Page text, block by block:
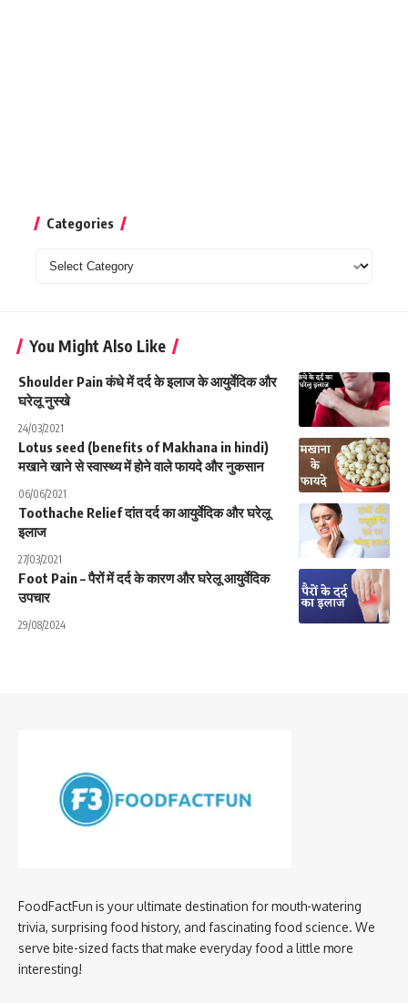
Categories
Categories
You Might Also Like
Shoulder Pain कंधे में दर्द के इलाज के आयुर्वेदिक और
घरेलू नुस्खे
24/03/2021
Lotus seed (benefits of Makhana in hindi)
मखाने खाने से स्वास्थ्य में होने वाले फायदे और नुकसान
06/06/2021
Toothache Relief दांत दर्द का आयुर्वेदिक और घरेलू
इलाज
27/03/2021
Foot Pain – पैरों में दर्द के कारण और घरेलू आयुर्वेदिक
उपचार
29/08/2024
FoodFactFun is your ultimate destination for mouth-watering
trivia, surprising food history, and fascinating food science. We
serve bite-sized facts that make everyday food a little more
interesting!